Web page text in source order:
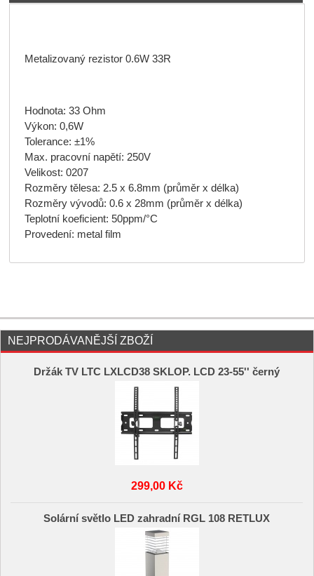
Metalizovaný rezistor 0.6W 33R
Hodnota: 33 Ohm
Výkon: 0,6W
Tolerance: ±1%
Max. pracovní napětí: 250V
Velikost: 0207
Rozměry tělesa: 2.5 x 6.8mm (průměr x délka)
Rozměry vývodů: 0.6 x 28mm (průměr x délka)
Teplotní koeficient: 50ppm/°C
Provedení: metal film
NEJPRODÁVANĚJŠÍ ZBOŽÍ
Držák TV LTC LXLCD38 SKLOP. LCD 23-55'' černý
299,00 Kč
Solární světlo LED zahradní RGL 108 RETLUX